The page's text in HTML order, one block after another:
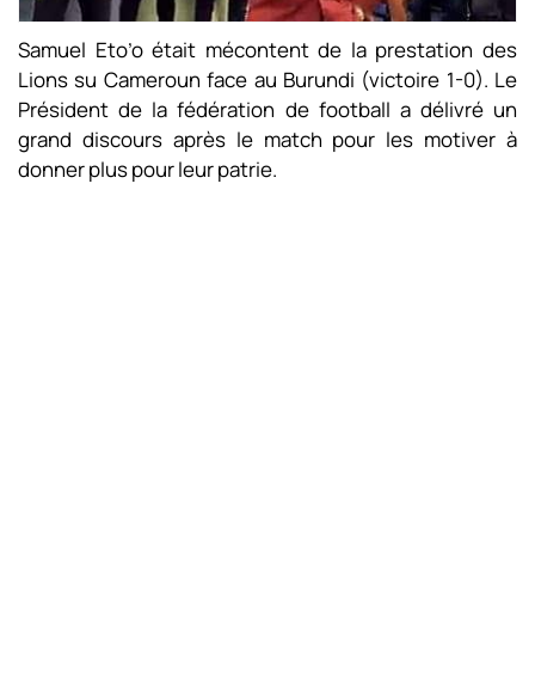
Samuel Eto’o était mécontent de la prestation des
Lions su Cameroun face au Burundi (victoire 1-0). Le
Président de la fédération de football a délivré un
grand discours après le match pour les motiver à
donner plus pour leur patrie.